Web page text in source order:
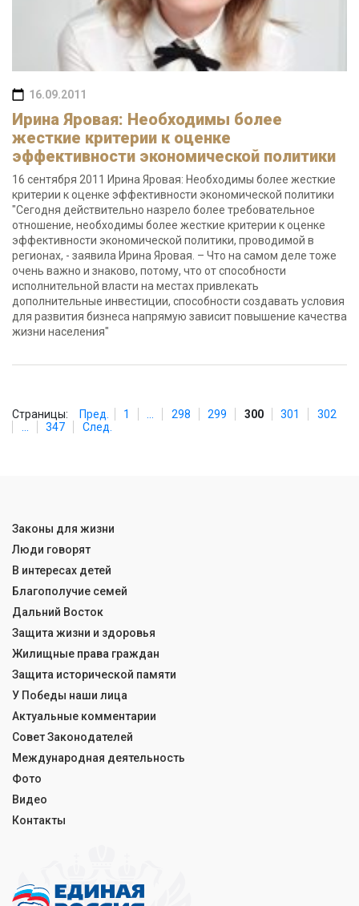
16.09.2011
Ирина Яровая: Необходимы более
жесткие критерии к оценке
эффективности экономической политики
16 сентября 2011 Ирина Яровая: Необходимы более жесткие
критерии к оценке эффективности экономической политики
"Сегодня действительно назрело более требовательное
отношение, необходимы более жесткие критерии к оценке
эффективности экономической политики, проводимой в
регионах, - заявила Ирина Яровая. – Что на самом деле тоже
очень важно и знаково, потому, что от способности
исполнительной власти на местах привлекать
дополнительные инвестиции, способности создавать условия
для развития бизнеса напрямую зависит повышение качества
жизни населения"
Страницы: Пред. 1 298 299 300 301
302
347 След.
Законы для жизни
Люди говорят
В интересах детей
Благополучие семей
Дальний Восток
Защита жизни и здоровья
Жилищные права граждан
Защита исторической памяти
У Победы наши лица
Актуальные комментарии
Совет Законодателей
Международная деятельность
Фото
Видео
Контакты